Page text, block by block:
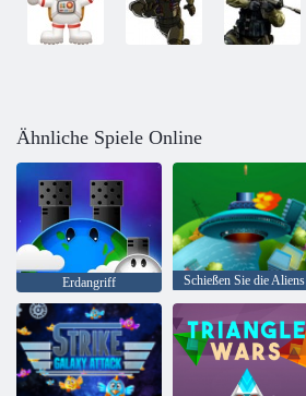
Ähnliche Spiele Online
Erdangriff Schießen Sie die Aliens